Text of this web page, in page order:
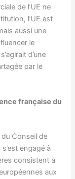
de l’UE ne
l’UE est
aussi une
le
d’une
par le
française du
Conseil de
engagé à
consistent à
aux